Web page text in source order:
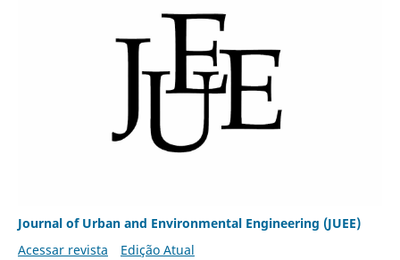
Journal of Urban and Environmental Engineering (JUEE)
Acessar revista
Edição Atual